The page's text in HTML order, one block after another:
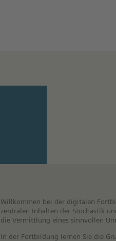
Willkommen bei der digitalen
zentralen Inhalten der Stochastik
die Vermittlung eines sinnvollen
In der Fortbildung lernen Sie die